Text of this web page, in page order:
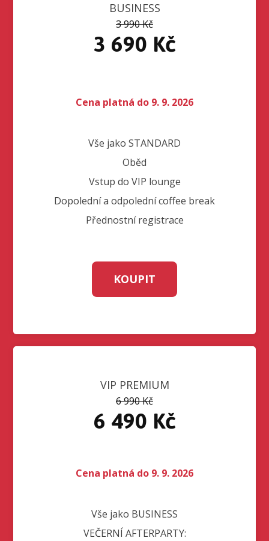
BUSINESS
3 990 Kč
3 690 Kč
Cena platná do 9. 9. 2026
Vše jako STANDARD
Oběd
Vstup do VIP lounge
Dopolední a odpolední coffee break
Přednostní registrace
KOUPIT
VIP PREMIUM
6 990 Kč
6 490 Kč
Cena platná do 9. 9. 2026
Vše jako BUSINESS
VEČERNÍ AFTERPARTY: